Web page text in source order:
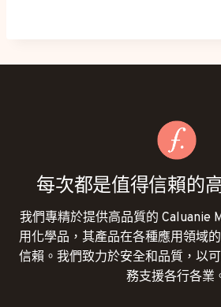
每次都是值得信賴的
我們專精於提供高品質的 Caluanie
用化學品，其產品在各種應用領域
信賴。我們致力於安全和品質，以
務支援各行各業